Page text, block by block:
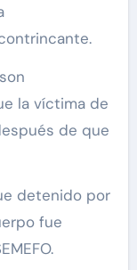
la víctima de
de que
detenido por
fue